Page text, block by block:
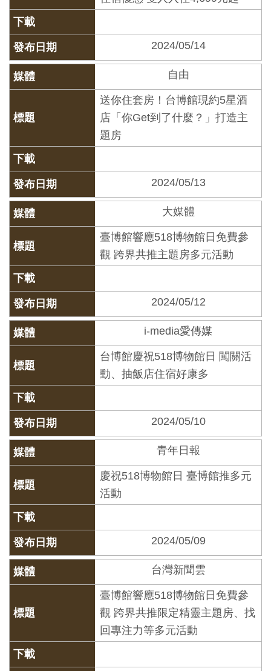
文
創
典
藏
研
便
民
服
務
政
府
公
開
資
訊
私
權
與
資
訊
安
全
宣
告
資
料
開
放
宣
告
2024/05/14
自由
送你住套房！台博館現約5星酒
店「你Get到了什麼？」打造主
題房
2024/05/13
大媒體
臺博館響應518博物館日免費參
觀 跨界共推主題房多元活動
2024/05/12
i-media愛傳媒
台博館慶祝518博物館日 闖關活
動、抽飯店住宿好康多
2024/05/10
青年日報
慶祝518博物館日 臺博館推多元
活動
2024/05/09
台灣新聞雲
臺博館響應518博物館日免費參
觀 跨界共推限定精靈主題房、找
回專注力等多元活動